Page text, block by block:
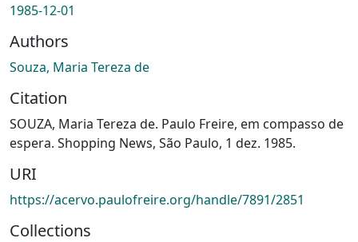
1985-12-01
Authors
Souza, Maria Tereza de
Citation
SOUZA, Maria Tereza de. Paulo Freire, em compasso de
espera. Shopping News, São Paulo, 1 dez. 1985.
URI
https://acervo.paulofreire.org/handle/7891/2851
Collections